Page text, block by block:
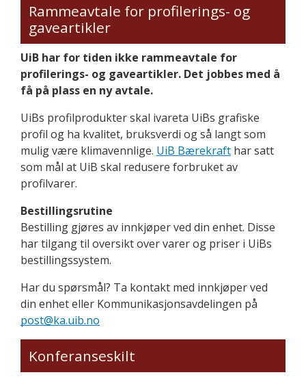
Rammeavtale for profilerings- og
gaveartikler
UiB har for tiden ikke rammeavtale for
profilerings- og gaveartikler. Det jobbes med å
få på plass en ny avtale.
UiBs profilprodukter skal ivareta UiBs grafiske
profil og ha kvalitet, bruksverdi og så langt som
mulig være klimavennlige. UiB Bærekraft har satt
som mål at UiB skal redusere forbruket av
profilvarer.
Bestillingsrutine
Bestilling gjøres av innkjøper ved din enhet. Disse
har tilgang til oversikt over varer og priser i UiBs
bestillingssystem.
Har du spørsmål? Ta kontakt med innkjøper ved
din enhet eller Kommunikasjonsavdelingen på
post@ka.uib.no
Konferanseskilt